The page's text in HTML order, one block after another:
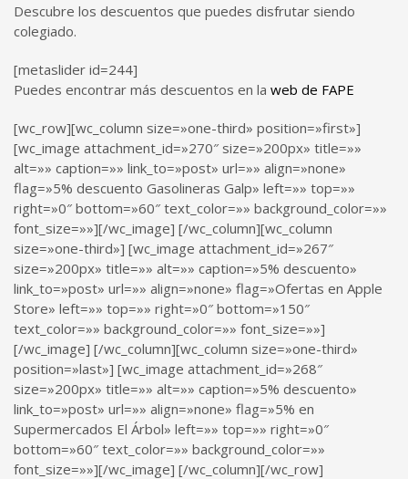
Descubre los descuentos que puedes disfrutar siendo
colegiado.
[metaslider id=244]
Puedes encontrar más descuentos en la web de FAPE
[wc_row][wc_column size=»one-third» position=»first»]
[wc_image attachment_id=»270″ size=»200px» title=»»
alt=»» caption=»» link_to=»post» url=»» align=»none»
flag=»5% descuento Gasolineras Galp» left=»» top=»»
right=»0″ bottom=»60″ text_color=»» background_color=»»
font_size=»»][/wc_image] [/wc_column][wc_column
size=»one-third»] [wc_image attachment_id=»267″
size=»200px» title=»» alt=»» caption=»5% descuento»
link_to=»post» url=»» align=»none» flag=»Ofertas en Apple
Store» left=»» top=»» right=»0″ bottom=»150″
text_color=»» background_color=»» font_size=»»]
[/wc_image] [/wc_column][wc_column size=»one-third»
position=»last»] [wc_image attachment_id=»268″
size=»200px» title=»» alt=»» caption=»5% descuento»
link_to=»post» url=»» align=»none» flag=»5% en
Supermercados El Árbol» left=»» top=»» right=»0″
bottom=»60″ text_color=»» background_color=»»
font_size=»»][/wc_image] [/wc_column][/wc_row]